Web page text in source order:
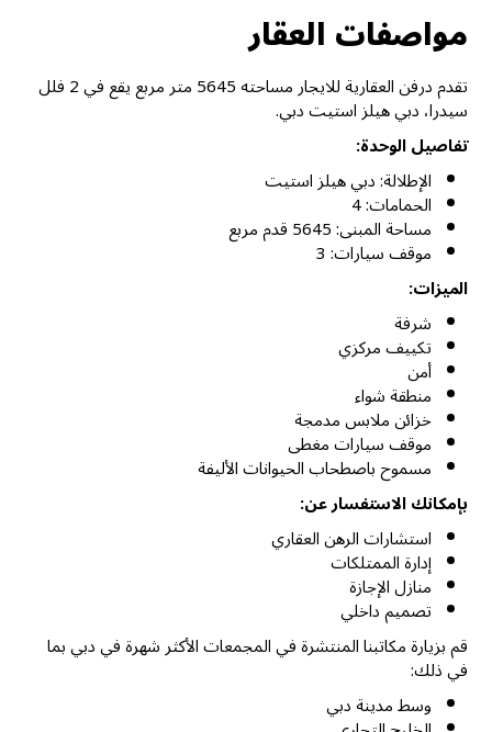
مواصفات العقار
تقدم درفن العقارية للايجار مساحته 5645 متر مربع يقع في 2 فلل
سيدرا، دبي هيلز استيت دبي.
تفاصيل الوحدة:
الإطلالة: دبي هيلز استيت
الحمامات: 4
مساحة المبنى: 5645 قدم مربع
موقف سيارات: 3
الميزات:
شرفة
تكييف مركزي
أمن
منطقة شواء
خزائن ملابس مدمجة
موقف سيارات مغطى
مسموح باصطحاب الحيوانات الأليفة
بإمكانك الاستفسار عن:
استشارات الرهن العقاري
إدارة الممتلكات
منازل الإجازة
تصميم داخلي
قم بزيارة مكاتبنا المنتشرة في المجمعات الأكثر شهرة في دبي بما
في ذلك:
وسط مدينة دبي